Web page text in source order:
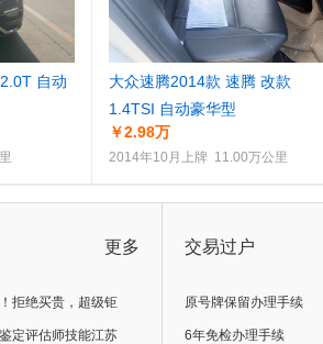
自动
大众速腾2014款 速腾 改款
1.4TSI 自动豪华型
￥2.98万
2014年10月上牌 11.00万公里
更多
拒绝买贵，超级钜
定评估师技能江苏
交易过户
原号牌保留办理手续
6年免检办理手续